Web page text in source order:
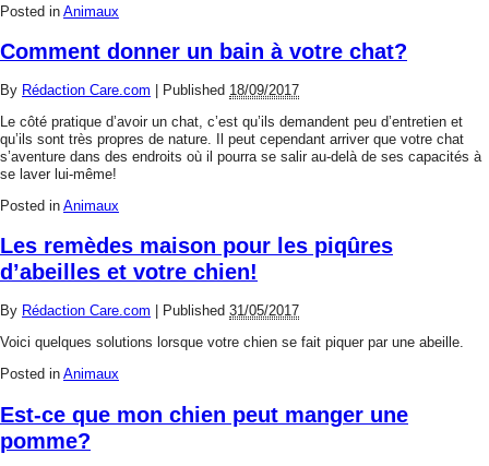
Posted in Animaux
Comment donner un bain à votre chat?
By Rédaction Care.com Published 18/09/2017
Le côté pratique d’avoir un chat, c’est qu’ils demandent peu d’entretien et
qu’ils sont très propres de nature. Il peut cependant arriver que votre chat
s’aventure dans des endroits où il pourra se salir au-delà de ses capacités à
se laver lui-même!
Posted in Animaux
Les remèdes maison pour les piqûres
d’abeilles et votre chien!
By Rédaction Care.com Published 31/05/2017
Voici quelques solutions lorsque votre chien se fait piquer par une abeille.
Posted in Animaux
Est-ce que mon chien peut manger une
pomme?